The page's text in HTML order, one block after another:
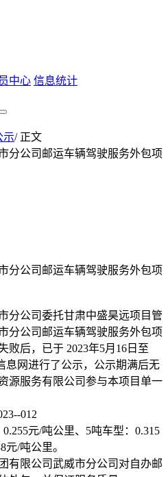
中心 信息统计
示/ 正文
分公司邮运车辆驾驶服务外包项
分公司邮运车辆驾驶服务外包项
分公司委托甘肃中盛昊远项目管
分公司邮运车辆驾驶服务外包项
败后，已于 2023年5月16日至
息网进行了公示，公示期满后无
源服务有限公司参与本项目单一
012
元/吨公里、5吨车型：0.315
元/吨公里。
有限公司武威市分公司对自办邮